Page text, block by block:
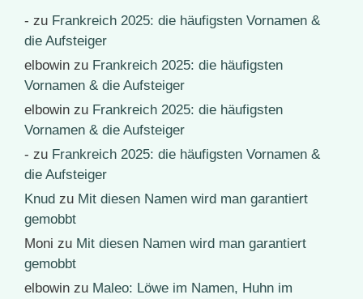
- zu Frankreich 2025: die häufigsten Vornamen &
die Aufsteiger
elbowin zu Frankreich 2025: die häufigsten
Vornamen & die Aufsteiger
elbowin zu Frankreich 2025: die häufigsten
Vornamen & die Aufsteiger
- zu Frankreich 2025: die häufigsten Vornamen &
die Aufsteiger
Knud zu Mit diesen Namen wird man garantiert
gemobbt
Moni zu Mit diesen Namen wird man garantiert
gemobbt
elbowin zu Maleo: Löwe im Namen, Huhn im